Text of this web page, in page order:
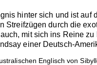
hinter sich und ist
Streifzügen durch die
mit sich ins Reine
einer Deutsch-
Englisch von